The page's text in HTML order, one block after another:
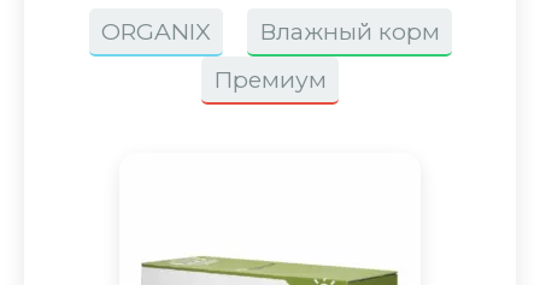
ORGANIX
Влажный корм
Премиум